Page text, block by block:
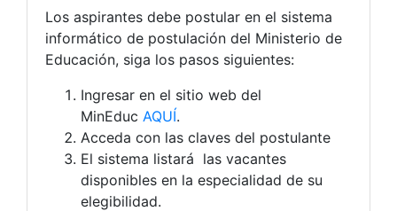
Los aspirantes debe postular en el sistema
informático de postulación del Ministerio de
Educación, siga los pasos siguientes:
Ingresar en el sitio web del
MinEduc AQUÍ.
Acceda con las claves del postulante
El sistema listará las vacantes
disponibles en la especialidad de su
elegibilidad.